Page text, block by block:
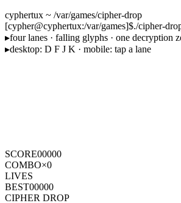
cyphertux ~ /var/games/cipher-drop
[cypher@cyphertux:/var/games]$./cipher-
▸four lanes · falling glyphs · one decryption
▸desktop: D F J K · mobile: tap a lane
SCORE00000
COMBO×0
LIVES
BEST00000
CIPHER DROP